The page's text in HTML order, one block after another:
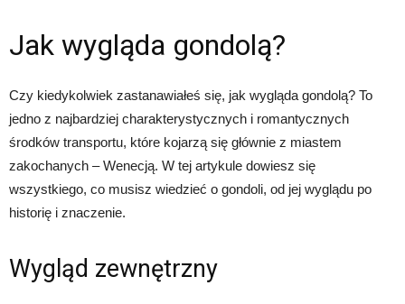
Jak wygląda gondolą?
Czy kiedykolwiek zastanawiałeś się, jak wygląda gondolą? To
jedno z najbardziej charakterystycznych i romantycznych
środków transportu, które kojarzą się głównie z miastem
zakochanych – Wenecją. W tej artykule dowiesz się
wszystkiego, co musisz wiedzieć o gondoli, od jej wyglądu po
historię i znaczenie.
Wygląd zewnętrzny